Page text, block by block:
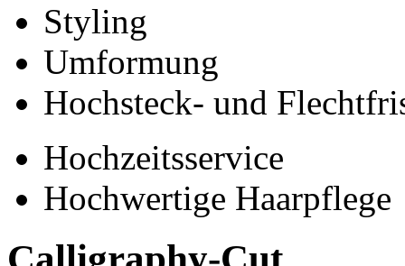
Styling
Umformung
Hochsteck- und
Hochzeitsservice
Hochwertige Haarpflege